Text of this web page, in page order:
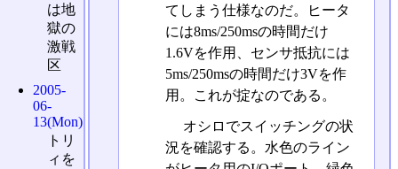
てしまう仕様なのだ。ヒータ
には8ms/250msの時間だけ
1.6Vを作用、センサ抵抗には
5ms/250msの時間だけ3Vを作
用。これが掟なのである。
オシロでスイッチングの状
況を確認する。水色のライン
は地
獄の
激戦
区
2005-
06-
13(Mon)
トリ
ィを